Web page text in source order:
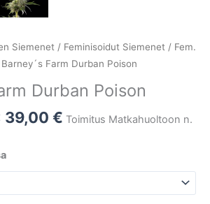
Siemenet / Feminisoidut Siemenet / Fem.
Farm Durban Poison
Durban Poison
39,00 € Toimitus Matkahuoltoon n.